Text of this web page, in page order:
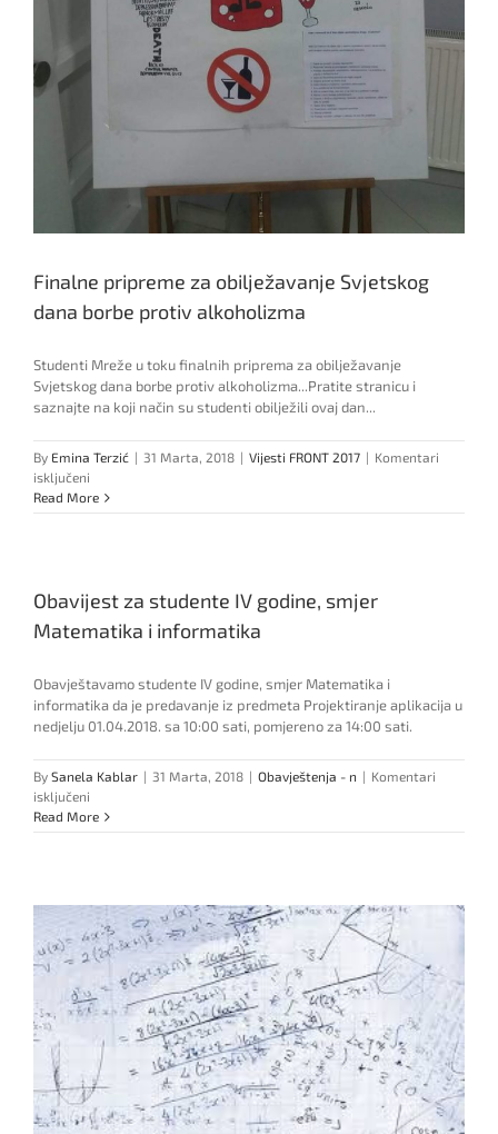
Finalne pripreme za obilježavanje Svjetskog
dana borbe protiv alkoholizma
Studenti Mreže u toku finalnih priprema za obilježavanje
Svjetskog dana borbe protiv alkoholizma...Pratite stranicu i
saznajte na koji način su studenti obilježili ovaj dan...
By Emina Terzić | 31 Marta, 2018 | Vijesti FRONT 2017 | Komentari
isključeni
Finalne
pripreme
dana
protiv
Read More
Obavijest za studente IV godine, smjer
Matematika i informatika
Obavještavamo studente IV godine, smjer Matematika i
informatika da je predavanje iz predmeta Projektiranje aplikacija u
nedjelju 01.04.2018. sa 10:00 sati, pomjereno za 14:00 sati.
By Sanela Kablar | 31 Marta, 2018 | Obavještenja - n | Komentari
isključeni
Obavijest
za
smjer
Matematika
informatika
Read More